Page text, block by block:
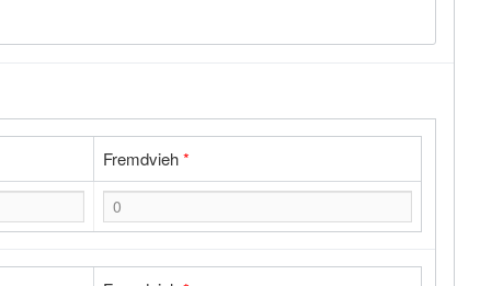
Fremdvieh*